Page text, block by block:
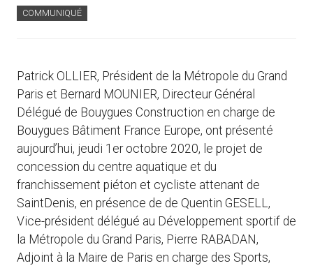
COMMUNIQUÉ
Patrick OLLIER, Président de la Métropole du Grand
Paris et Bernard MOUNIER, Directeur Général
Délégué de Bouygues Construction en charge de
Bouygues Bâtiment France Europe, ont présenté
aujourd’hui, jeudi 1er octobre 2020, le projet de
concession du centre aquatique et du
franchissement piéton et cycliste attenant de
SaintDenis, en présence de de Quentin GESELL,
Vice-président délégué au Développement sportif de
la Métropole du Grand Paris, Pierre RABADAN,
Adjoint à la Maire de Paris en charge des Sports,